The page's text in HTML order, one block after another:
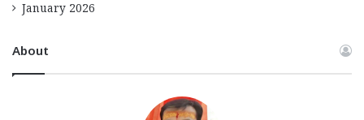
January 2026
About